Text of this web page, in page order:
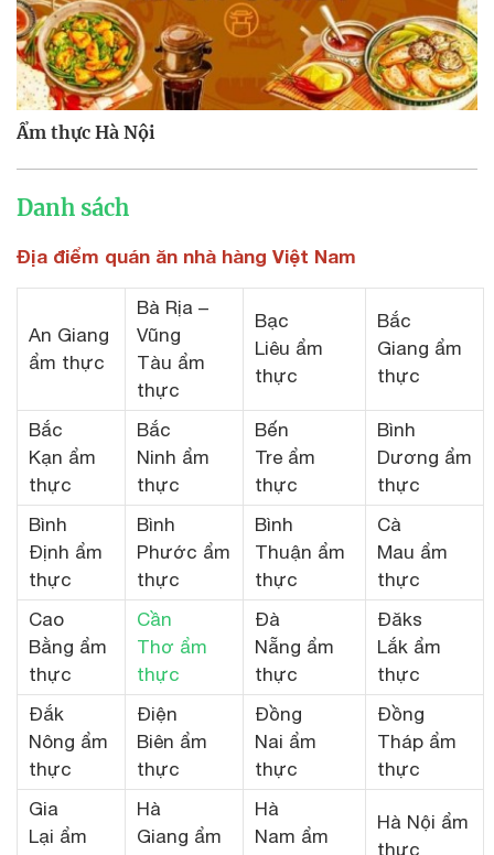
Ẩm thực Hà Nội
Danh sách
Địa điểm quán ăn nhà hàng Việt Nam
An Giang
ẩm thực
Bà Rịa –
Vũng
Tàu ẩm
thực
Bạc
Liêu ẩm
thực
Bắc
Giang ẩm
thực
Bắc
Kạn ẩm
thực
Bắc
Ninh ẩm
thực
Bến
Tre ẩm
thực
Bình
Dương ẩm
thực
Bình
Định ẩm
thực
Bình
Phước ẩm
thực
Bình
Thuận ẩm
thực
Cà
Mau ẩm
thực
Cao
Bằng ẩm
thực
Cần
Thơ ẩm
thực
Đà
Nẵng ẩm
thực
Đăks
Lắk ẩm
thực
Đắk
Nông ẩm
thực
Điện
Biên ẩm
thực
Đồng
Nai ẩm
thực
Đồng
Tháp ẩm
thực
Gia
Lại ẩm
Hà
Giang ẩm
Hà
Nam ẩm
Hà Nội ẩm
thực